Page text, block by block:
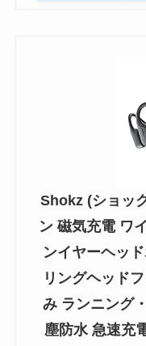
Shokz (ショッ
ン 磁気充電 ワ
ンイヤーヘッ
リングヘッド
み ランニング
塵防水 急速充